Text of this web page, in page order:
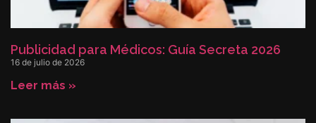
Publicidad para Médicos: Guía Secreta 2026
16 de julio de 2026
Leer más »